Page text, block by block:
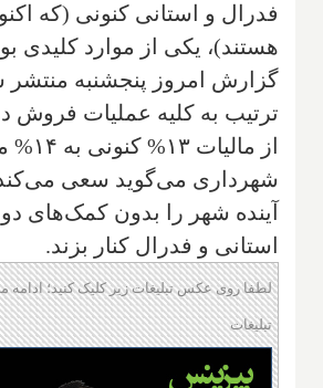
هستند)، یکی از موارد کلیدی
گزارش امروز پنجشنبه منتشر
ترتیب به کلیه عملیات فروش
از
شهرداری می‌گوید سعی می‌کند
آینده شهر را بدون کمک‌های
استانی و فدرال کنار بزند.
لطفا روی عکس تبلیغات زیر کلیک کنید؛
تبلیغات